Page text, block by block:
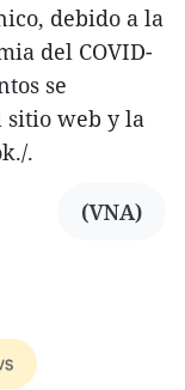
debido a la
del COVID-
se
sitio web y la
.
(VNA)